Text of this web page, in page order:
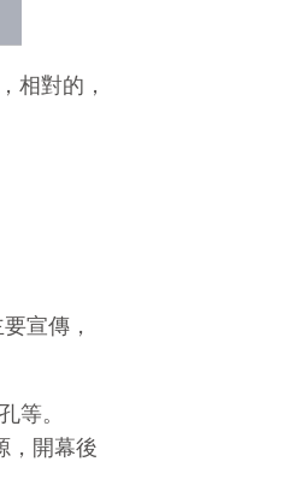
相對的，
宣傳，
等。
，開幕後